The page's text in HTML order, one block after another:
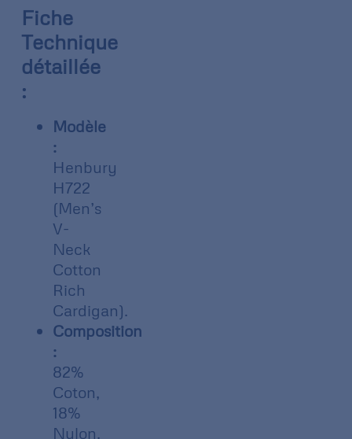
Fiche
Technique
détaillée
:
Modèle
:
Henbury
H722
(Men’s
V-
Neck
Cotton
Rich
Cardigan).
Composition
:
82%
Coton,
18%
Nylon.